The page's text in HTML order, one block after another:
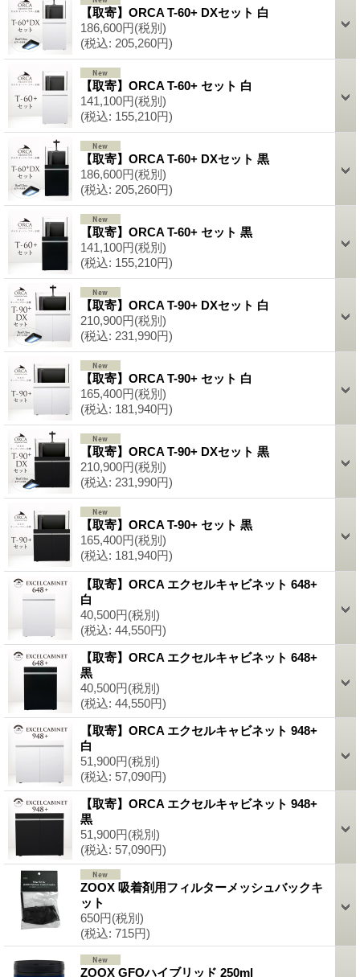
【取寄】ORCA T-60+ DXセット 白
186,600円(税別)
(税込: 205,260円)
【取寄】ORCA T-60+ セット 白
141,100円(税別)
(税込: 155,210円)
【取寄】ORCA T-60+ DXセット 黒
186,600円(税別)
(税込: 205,260円)
【取寄】ORCA T-60+ セット 黒
141,100円(税別)
(税込: 155,210円)
【取寄】ORCA T-90+ DXセット 白
210,900円(税別)
(税込: 231,990円)
【取寄】ORCA T-90+ セット 白
165,400円(税別)
(税込: 181,940円)
【取寄】ORCA T-90+ DXセット 黒
210,900円(税別)
(税込: 231,990円)
【取寄】ORCA T-90+ セット 黒
165,400円(税別)
(税込: 181,940円)
【取寄】ORCA エクセルキャビネット 648+
白
40,500円(税別)
(税込: 44,550円)
【取寄】ORCA エクセルキャビネット 648+
黒
40,500円(税別)
(税込: 44,550円)
【取寄】ORCA エクセルキャビネット 948+
白
51,900円(税別)
(税込: 57,090円)
【取寄】ORCA エクセルキャビネット 948+
黒
51,900円(税別)
(税込: 57,090円)
ZOOX 吸着剤用フィルターメッシュバックキ
ット
650円(税別)
(税込: 715円)
ZOOX GFOハイブリッド 250ml